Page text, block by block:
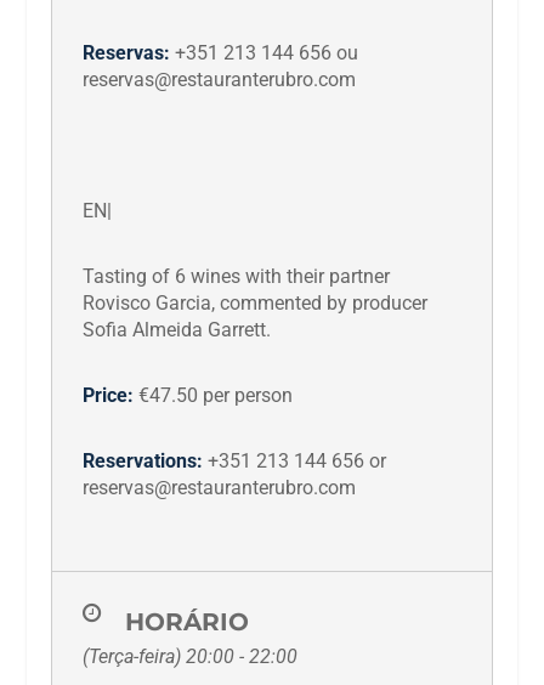
Reservas: +351 213 144 656 ou
reservas@restauranterubro.com
EN|
Tasting of 6 wines with their partner
Rovisco Garcia, commented by producer
Sofia Almeida Garrett.
Price: €47.50 per person
Reservations: +351 213 144 656 or
reservas@restauranterubro.com
HORÁRIO
(Terça-feira) 20:00 - 22:00